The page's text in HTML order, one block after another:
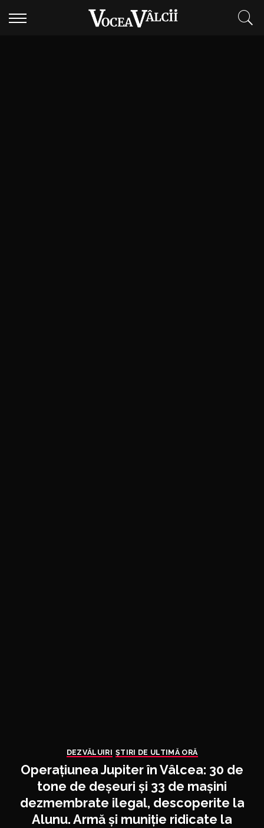
DEZVĂLUIRI ȘTIRI DE ULTIMĂ ORĂ
Operațiunea Jupiter în Vâlcea: 30 de
tone de deșeuri și 33 de mașini
dezmembrate ilegal, descoperite la
Alunu. Armă și muniție ridicate la